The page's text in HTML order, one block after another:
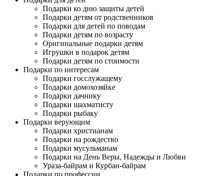
Подарки ко дню защиты детей
Подарки детям от родственников
Подарки для детей по поводам
Подарки детям по возрасту
Оригинальные подарки детям
Игрушки в подарок детям
Подарки детям по стоимости
Подарки по интересам
Подарки госслужащему
Подарки домохозяйке
Подарки дачнику
Подарки шахматисту
Подарки рыбаку
Подарки верующим
Подарки христианам
Подарки на рождество
Подарки мусульманам
Подарки на День Веры, Надежды и Любви
Ураза-байрам и Курбан-байрам
Подарки по профессии